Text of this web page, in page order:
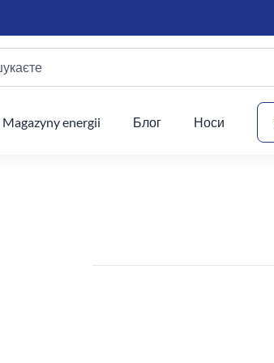
Magazyny energii Блог Носи